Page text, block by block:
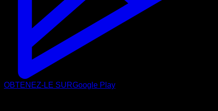
OBTENEZ-LE SURGoogle Play